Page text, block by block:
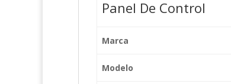
Panel De Control
Marca
Modelo